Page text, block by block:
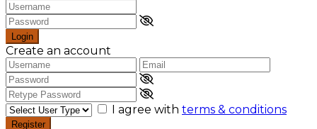
Login
Create an account
I agree with terms & conditions
Register